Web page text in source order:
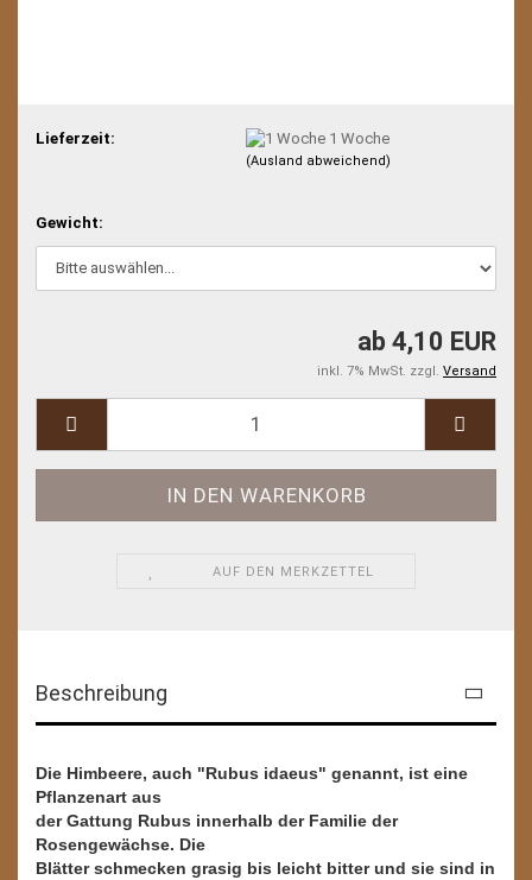
Lieferzeit: 1 Woche
(Ausland abweichend)
Gewicht:
ab 4,10 EUR
inkl. 7% MwSt. zzgl. Versand
AUF DEN MERKZETTEL
Beschreibung
Die Himbeere, auch "Rubus idaeus" genannt, ist eine
Pflanzenart aus
der Gattung Rubus innerhalb der Familie der
Rosengewächse. Die
Blätter schmecken grasig bis leicht bitter und sie sind in